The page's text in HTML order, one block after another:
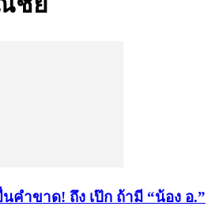
คำขาด! ถึง เป๊ก ถ้ามี “น้อง อ.”